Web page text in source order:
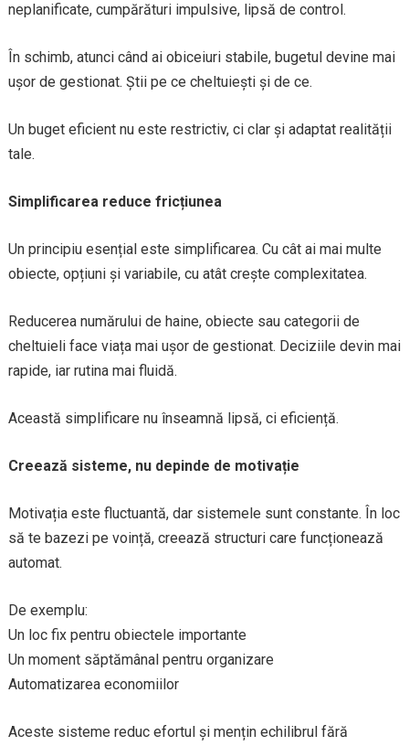
neplanificate, cumpărături impulsive, lipsă de control.
În schimb, atunci când ai obiceiuri stabile, bugetul devine mai
ușor de gestionat. Știi pe ce cheltuiești și de ce.
Un buget eficient nu este restrictiv, ci clar și adaptat realității
tale.
Simplificarea reduce fricțiunea
Un principiu esențial este simplificarea. Cu cât ai mai multe
obiecte, opțiuni și variabile, cu atât crește complexitatea.
Reducerea numărului de haine, obiecte sau categorii de
cheltuieli face viața mai ușor de gestionat. Deciziile devin mai
rapide, iar rutina mai fluidă.
Această simplificare nu înseamnă lipsă, ci eficiență.
Creează sisteme, nu depinde de motivație
Motivația este fluctuantă, dar sistemele sunt constante. În loc
să te bazezi pe voință, creează structuri care funcționează
automat.
De exemplu:
Un loc fix pentru obiectele importante
Un moment săptămânal pentru organizare
Automatizarea economiilor
Aceste sisteme reduc efortul și mențin echilibrul fără